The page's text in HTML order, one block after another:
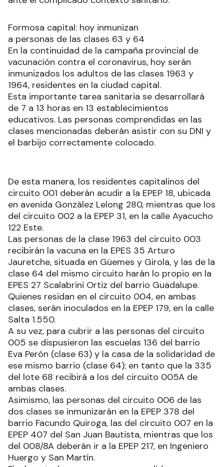
Formosa capital: hoy inmunizan
a personas de las clases 63 y 64
En la continuidad de la campaña provincial de
vacunación contra el coronavirus, hoy serán
inmunizados los adultos de las clases 1963 y
1964, residentes en la ciudad capital.
Esta importante tarea sanitaria se desarrollará
de 7 a 13 horas en 13 establecimientos
educativos. Las personas comprendidas en las
clases mencionadas deberán asistir con su DNI y
el barbijo correctamente colocado.
De esta manera, los residentes capitalinos del
circuito 001 deberán acudir a la EPEP 18, ubicada
en avenida González Lelong 280, mientras que los
del circuito 002 a la EPEP 31, en la calle Ayacucho
122 Este.
Las personas de la clase 1963 del circuito 003
recibirán la vacuna en la EPES 35 Arturo
Jauretche, situada en Güemes y Girola, y las de la
clase 64 del mismo circuito harán lo propio en la
EPES 27 Scalabrini Ortiz del barrio Guadalupe.
Quienes residan en el circuito 004, en ambas
clases, serán inoculados en la EPEP 179, en la calle
Salta 1.550.
A su vez, para cubrir a las personas del circuito
005 se dispusieron las escuelas 136 del barrio
Eva Perón (clase 63) y la casa de la solidaridad de
ese mismo barrio (clase 64); en tanto que la 335
del lote 68 recibirá a los del circuito 005A de
ambas clases.
Asimismo, las personas del circuito 006 de las
dos clases se inmunizarán en la EPEP 378 del
barrio Facundo Quiroga, las del circuito 007 en la
EPEP 407 del San Juan Bautista, mientras que los
del 008/8A deberán ir a la EPEP 217, en Ingeniero
Huergo y San Martín.